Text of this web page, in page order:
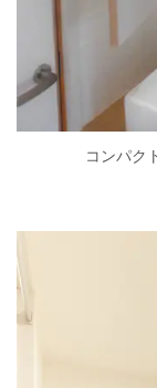
コンパ